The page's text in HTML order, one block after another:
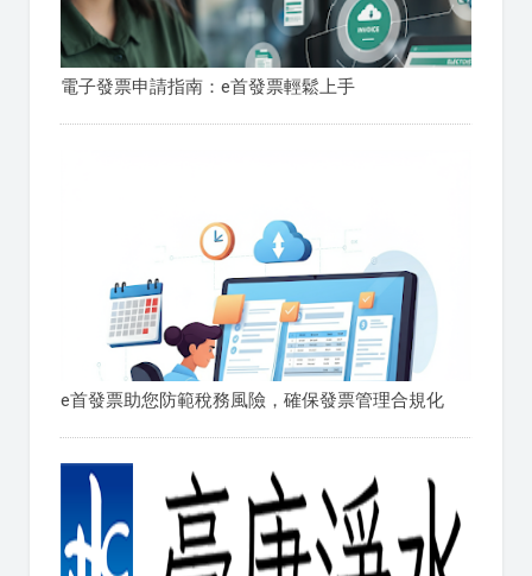
電子發票申請指南：e首發票輕鬆上手
e首發票助您防範稅務風險，確保發票管理合規化